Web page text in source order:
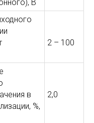
В
2 – 100
в
%,
2,0